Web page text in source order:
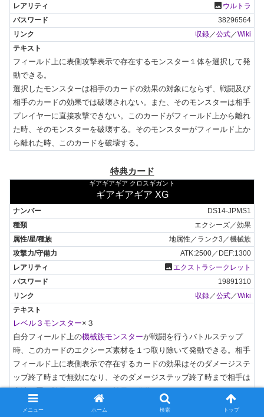
photo ウルトラ
38296564
収録／公式／Wiki
フィールド上に表側攻撃表示で存在するモンスター１体を選択して発
動できる。
選択したモンスターは相手のカードの効果の対象にならず、戦闘及び
相手のカードの効果では破壊されない。また、そのモンスターは相手
プレイヤーに直接攻撃できない。このカードがフィールド上から離れ
た時、そのモンスターを破壊する。そのモンスターがフィールド上か
ら離れた時、このカードを破壊する。
特典カード
ギアギアギア クロスギガント
ギアギアギア XG
DS14-JPMS1
エクシーズ／効果
地属性／ランク3／機械族
ATK:2500／DEF:1300
photoエクストラシークレット
19891310
収録／公式／Wiki
レベル３モンスター×３
自分フィールド上の機械族モンスターが戦闘を行うバトルステップ
時、このカードのエクシーズ素材を１つ取り除いて発動できる。相手
フィールド上に表側表示で存在するカードの効果はそのダメージステ
ップ終了時まで無効になり、そのダメージステップ終了時まで相手は
また、このカードがフィールド上から離れた時、自分の墓地からこの
メニュー ホーム 検索 トップ